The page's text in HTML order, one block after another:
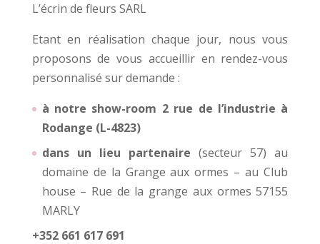
L’écrin de fleurs SARL
Etant en réalisation chaque jour, nous vous
proposons de vous accueillir en rendez-vous
personnalisé sur demande :
à notre show-room 2 rue de l’industrie à
Rodange (L-4823)
dans un lieu partenaire (secteur 57) au
domaine de la Grange aux ormes – au Club
house – Rue de la grange aux ormes 57155
MARLY
+352 661 617 691